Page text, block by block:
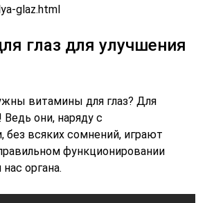
glaz.html
глаз для улучшения
витамины для глаз? Для
Ведь они, наряду с
без всяких сомнений, играют
функционировании
органа.